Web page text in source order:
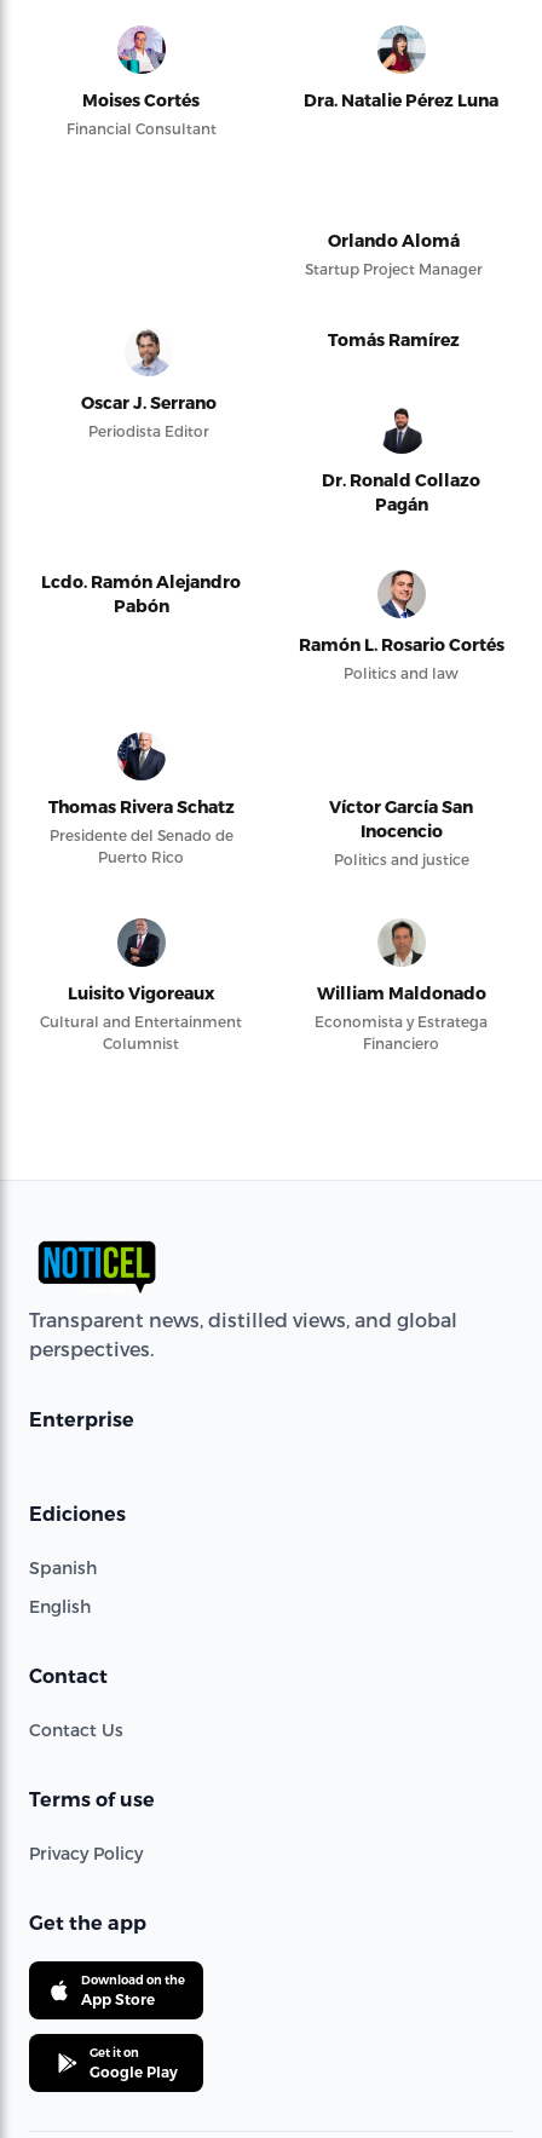
Moises Cortés
Financial Consultant
Dra. Natalie Pérez Luna
Orlando Alomá
Startup Project Manager
Oscar J. Serrano
Periodista Editor
Tomás Ramírez
Dr. Ronald Collazo
Pagán
Lcdo. Ramón Alejandro
Pabón
Ramón L. Rosario Cortés
Politics and law
Thomas Rivera Schatz
Presidente del Senado de
Puerto Rico
Víctor García San
Inocencio
Politics and justice
Luisito Vigoreaux
Cultural and Entertainment
Columnist
William Maldonado
Economista y Estratega
Financiero
Transparent news, distilled views, and global
perspectives.
Enterprise
Ediciones
Spanish
English
Contact
Contact Us
Terms of use
Privacy Policy
Get the app
Download on the
App Store
Get it on
Google Play